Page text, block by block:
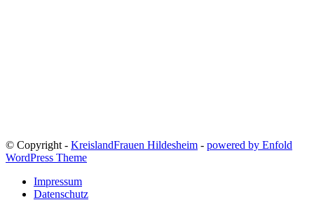
© Copyright - KreislandFrauen Hildesheim - powered by Enfold
WordPress Theme
Impressum
Datenschutz